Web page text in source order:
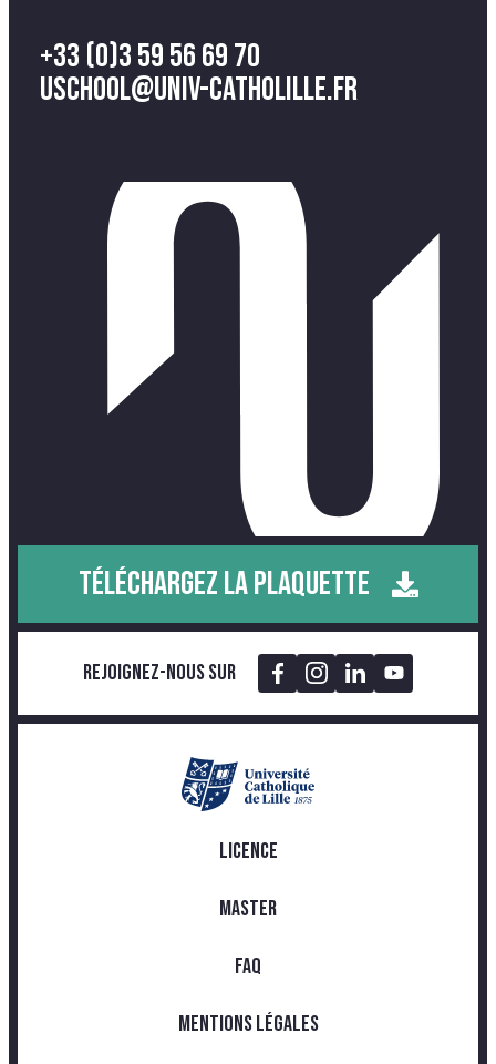
+33 (0)3 59 56 69 70
uschool@univ-catholille.fr
TÉLÉCHARGEZ LA PLAQUETTE
Rejoignez-nous sur
LICENCE
MASTER
FAQ
MENTIONS LÉGALES